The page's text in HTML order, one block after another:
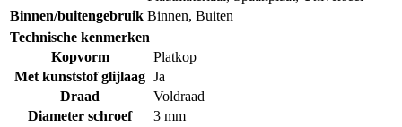
Binnen/buitengebruik Binnen, Buiten
Technische kenmerken
Kopvorm
Platkop
Met kunststof glijlaag Ja
Draad
Voldraad
Diameter schroef
3 mm